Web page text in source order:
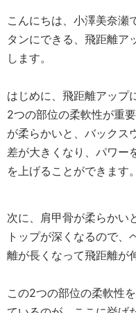
こんにちは、小澤美奈瀬
タンにできる、飛距離ア
します。
はじめに、飛距離アップ
2つの部位の柔軟性が重
が柔らかいと、バックス
差が大きくなり、パワー
を上げることができます。
次に、肩甲骨が柔らかい
トップが深くなるので
離が長くなって飛距離が
この2つの部位の柔軟性